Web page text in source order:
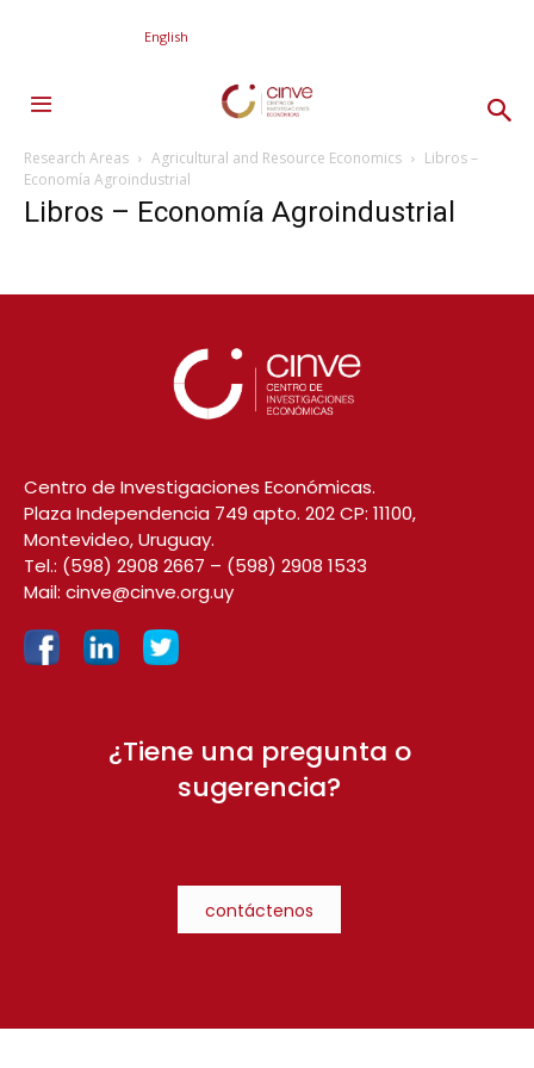
English
Research Areas Agricultural and Resource Economics
Libros –
Economía Agroindustrial
Libros – Economía Agroindustrial
Centro de Investigaciones Económicas.
Plaza Independencia 749 apto. 202 CP: 11100,
Montevideo, Uruguay.
Tel.: (598) 2908 2667 – (598) 2908 1533
Mail: cinve@cinve.org.uy
¿Tiene una pregunta o
sugerencia?
contáctenos